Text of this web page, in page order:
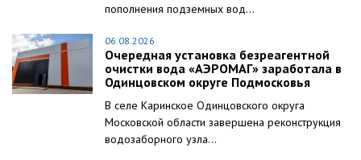
пополнения подземных вод...
06.08.2026
Очередная установка безреагентной
очистки вода «АЭРОМАГ» заработала в
Одинцовском округе Подмосковья
В селе Каринское Одинцовского округа
Московской области завершена реконструкция
водозаборного узла...